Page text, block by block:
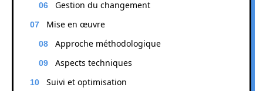
Gestion du changement
Mise en œuvre
Approche méthodologique
Aspects techniques
Suivi et optimisation